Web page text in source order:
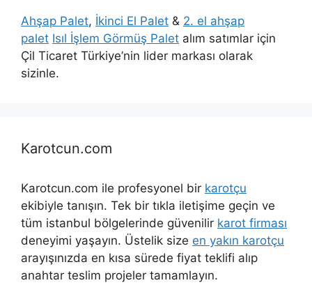
Ahşap Palet, İkinci El Palet & 2. el ahşap
palet Isıl İşlem Görmüş Palet alım satımlar için
Çil Ticaret Türkiye’nin lider markası olarak
sizinle.
Karotcun.com
Karotcun.com ile profesyonel bir karotçu
ekibiyle tanışın. Tek bir tıkla iletişime geçin ve
tüm istanbul bölgelerinde güvenilir karot firması
deneyimi yaşayın. Üstelik size en yakın karotçu
arayışınızda en kısa sürede fiyat teklifi alıp
anahtar teslim projeler tamamlayın.